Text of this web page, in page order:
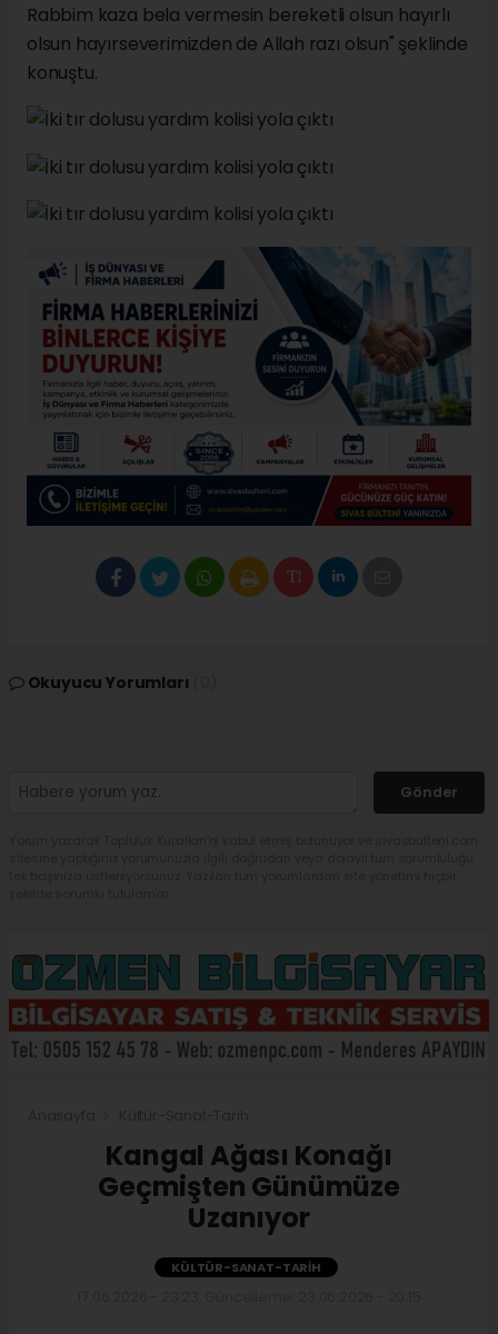
Rabbim kaza bela vermesin bereketli olsun hayırlı
olsun hayırseverimizden de Allah razı olsun" şeklinde
konuştu.
Okuyucu Yorumları
Gönder
Kangal Ağası Konağı
Geçmişten Günümüze
Uzanıyor
KÜLTÜR-SANAT-TARIH